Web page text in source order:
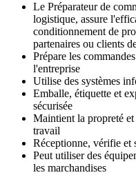
Le Préparateur de
logistique, assure
conditionnement de
partenaires ou clients
Prépare les
l'entreprise
Utilise des systèmes
Emballe, étiquette et
sécurisée
Maintient la propreté
travail
Réceptionne, vérifie et
Peut utiliser des
les marchandises